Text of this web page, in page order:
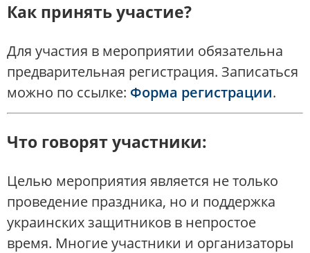
Как принять участие?
Для участия в мероприятии обязательна
предварительная регистрация. Записаться
можно по ссылке: Форма регистрации.
Что говорят участники:
Целью мероприятия является не только
проведение праздника, но и поддержка
украинских защитников в непростое
время. Многие участники и организаторы